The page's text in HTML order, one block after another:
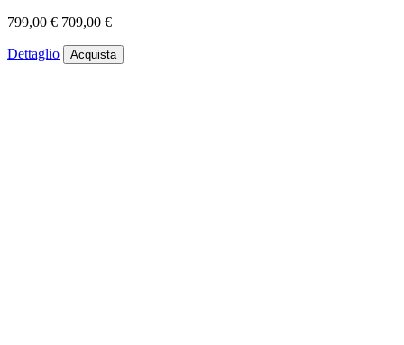
799,00 € 709,00 €
Dettaglio Acquista